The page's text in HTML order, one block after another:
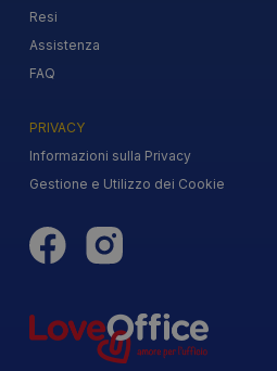
Resi
Assistenza
FAQ
PRIVACY
Informazioni sulla Privacy
Gestione e Utilizzo dei Cookie